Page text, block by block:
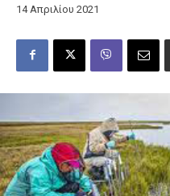
14 Απριλίου 2021